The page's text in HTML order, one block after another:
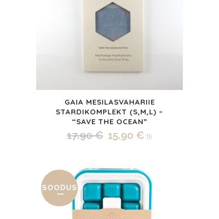
GAIA MESILASVAHARIIE
STARDIKOMPLEKT (S,M,L) –
“SAVE THE OCEAN”
17.90€ Algne
oli:
17.90 €.
15.90 € Praegune
on:
15.90 €.
tk
SOODUS